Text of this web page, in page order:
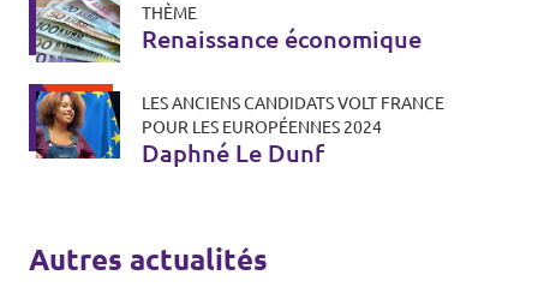
THÈME
Renaissance économique
LES ANCIENS CANDIDATS VOLT FRANCE
POUR LES EUROPÉENNES 2024
Daphné Le Dunf
Autres actualités